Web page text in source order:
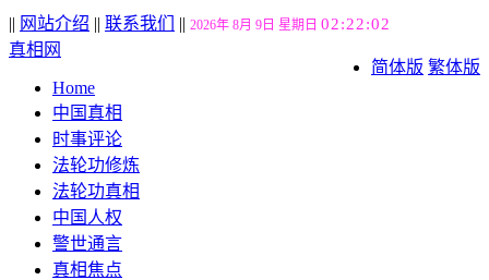
|| 网站介绍 || 联系我们 || 2026年 8月 9日 星期日 02:22:03
简体版 繁体版
真相网
Home
中国真相
时事评论
法轮功修炼
法轮功真相
中国人权
警世通言
真相焦点